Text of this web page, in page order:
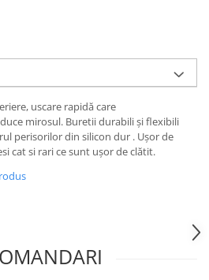
uscare rapidă care
mirosul. Buretii durabili și flexibili
perisorilor din silicon dur . Ușor de
cat si rari ce sunt ușor de clătit.